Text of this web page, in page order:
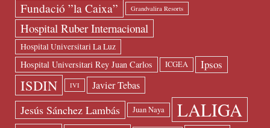
Fundació ”la Caixa” Grandvalira Resorts
Hospital Ruber Internacional
Hospital Universitari La Luz
Hospital Universitari Rey Juan Carlos ICGEA Ipsos
ISDIN IVI Javier Tebas
Jesús Sánchez Lambás Juan Naya LALIGA